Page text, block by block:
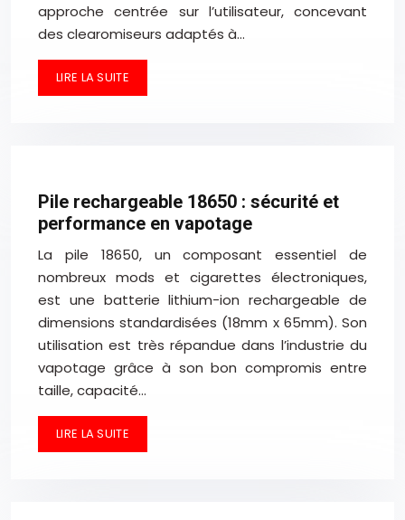
approche centrée sur l’utilisateur, concevant
des clearomiseurs adaptés à…
LIRE LA SUITE
Pile rechargeable 18650 : sécurité et
performance en vapotage
La pile 18650, un composant essentiel de
nombreux mods et cigarettes électroniques,
est une batterie lithium-ion rechargeable de
dimensions standardisées (18mm x 65mm). Son
utilisation est très répandue dans l’industrie du
vapotage grâce à son bon compromis entre
taille, capacité…
LIRE LA SUITE